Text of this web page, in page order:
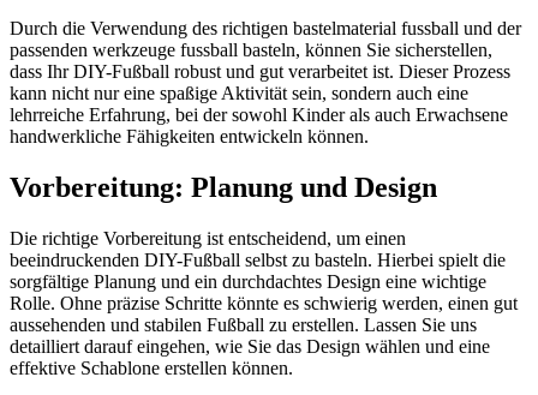
Durch die Verwendung des richtigen bastelmaterial fussball und der
passenden werkzeuge fussball basteln, können Sie sicherstellen,
dass Ihr DIY-Fußball robust und gut verarbeitet ist. Dieser Prozess
kann nicht nur eine spaßige Aktivität sein, sondern auch eine
lehrreiche Erfahrung, bei der sowohl Kinder als auch Erwachsene
handwerkliche Fähigkeiten entwickeln können.
Vorbereitung: Planung und Design
Die richtige Vorbereitung ist entscheidend, um einen
beeindruckenden DIY-Fußball selbst zu basteln. Hierbei spielt die
sorgfältige Planung und ein durchdachtes Design eine wichtige
Rolle. Ohne präzise Schritte könnte es schwierig werden, einen gut
aussehenden und stabilen Fußball zu erstellen. Lassen Sie uns
detailliert darauf eingehen, wie Sie das Design wählen und eine
effektive Schablone erstellen können.